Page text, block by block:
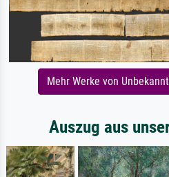
Mehr Werke von
Auszug aus